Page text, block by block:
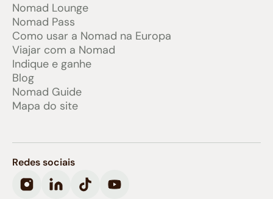
Nomad Lounge
Nomad Pass
Como usar a Nomad na Europa
Viajar com a Nomad
Indique e ganhe
Blog
Nomad Guide
Mapa do site
Redes sociais